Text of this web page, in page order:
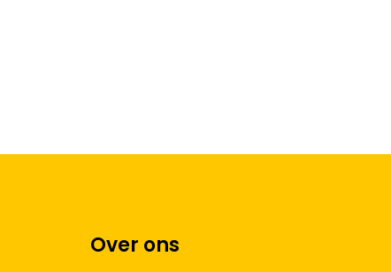
Over ons